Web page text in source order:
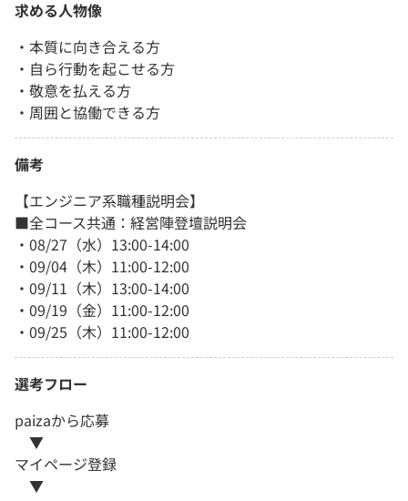
求める人物像
・本質に向き合える方
・自ら行動を起こせる方
・敬意を払える方
・周囲と協働できる方
備考
【エンジニア系職種説明会】
■全コース共通：経営陣登壇説明会
・08/27（水）13:00-14:00
・09/04（木）11:00-12:00
・09/11（木）13:00-14:00
・09/19（金）11:00-12:00
・09/25（木）11:00-12:00
選考フロー
paizaから応募
▼
マイページ登録
▼